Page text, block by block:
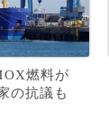
燃料が
の抗議も